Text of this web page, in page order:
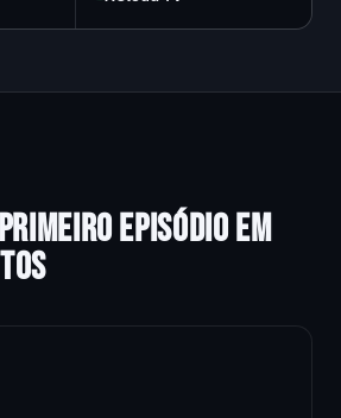
EPISÓDIO EM